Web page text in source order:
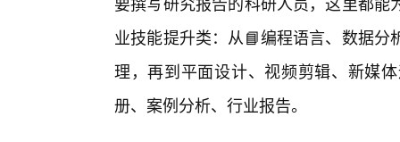
业技能提升类：从📘编程语言、数据
理，再到平面设计、视频剪辑、新媒
册、案例分析、行业报告。